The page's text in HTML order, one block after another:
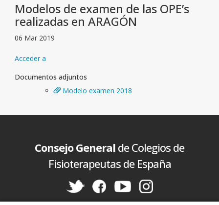
Modelos de examen de las OPE’s
realizadas en ARAGÓN
06 Mar 2019
Acceder a
Documentos adjuntos
Modelo examen 2018
Consejo General de Colegios de
Fisioterapeutas de España